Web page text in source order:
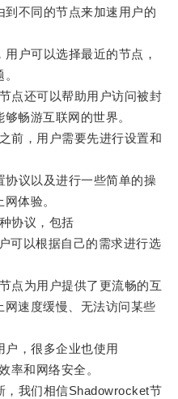
不同的节点来加速用户的
户可以选择最近的节点，
还可以帮助用户访问被封
畅游互联网的世界。
，用户需要先进行设置和
议以及进行一些简单的操
体验。
协议，包括
可以根据自己的需求进行选
为用户提供了更流畅的互
速度缓慢、无法访问某些
，很多企业也使用
率和网络安全。
我们相信Shadowrocket节